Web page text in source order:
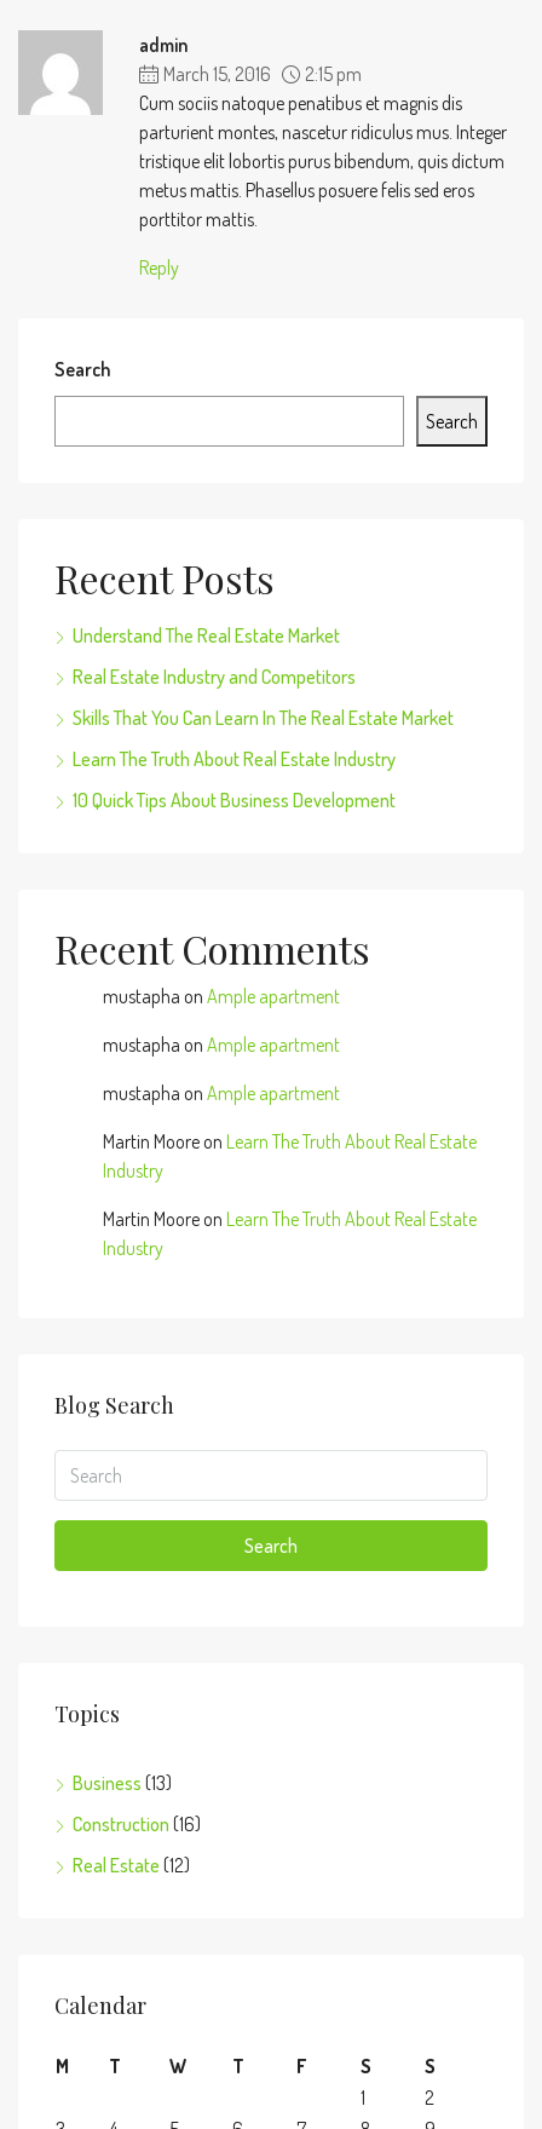
admin
March 15, 2016
2:15 pm
Cum sociis natoque penatibus et magnis dis
parturient montes, nascetur ridiculus mus. Integer
tristique elit lobortis purus bibendum, quis dictum
metus mattis. Phasellus posuere felis sed eros
porttitor mattis.
Reply
Search
Search
Recent Posts
Understand The Real Estate Market
Real Estate Industry and Competitors
Skills That You Can Learn In The Real Estate Market
Learn The Truth About Real Estate Industry
10 Quick Tips About Business Development
Recent Comments
mustapha on Ample apartment
mustapha on Ample apartment
mustapha on Ample apartment
Martin Mooreon Learn The Truth About Real Estate
Industry
Martin Mooreon Learn The Truth About Real Estate
Industry
Blog Search
Search
Topics
Business (13)
Construction (16)
Real Estate (12)
Calendar
M T W T F S
S
1
2